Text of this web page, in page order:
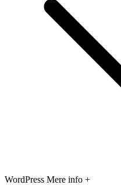
WordPress Mere info +